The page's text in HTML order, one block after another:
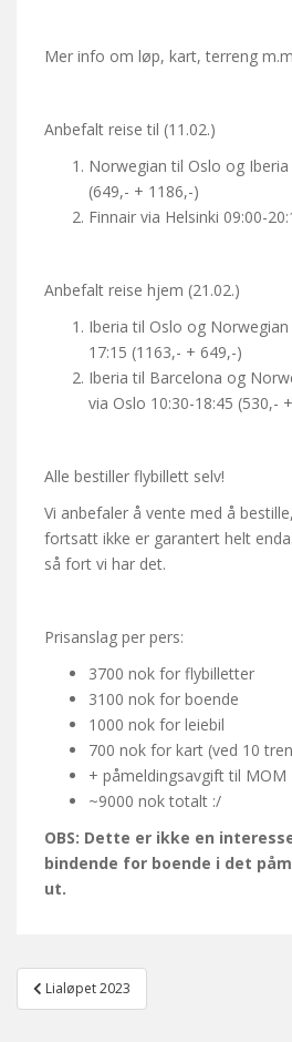
Mer info om løp, kart, terreng
Anbefalt reise til (11.02.)
Norwegian til Oslo og
(649,- + 1186,-)
Finnair via Helsinki 09:00-
Anbefalt reise hjem (21.02.)
Iberia til Oslo og
17:15 (1163,- + 649,-)
Iberia til Barcelona og
via Oslo 10:30-18:45 (530,-
Alle bestiller flybillett selv!
Vi anbefaler å vente med å
fortsatt ikke er garantert helt
så fort vi har det.
Prisanslag per pers:
3700 nok for flybilletter
3100 nok for boende
1000 nok for leiebil
700 nok for kart (ved 10
+ påmeldingsavgift til MOM
~9000 nok totalt :/
OBS: Dette er ikke en
bindende for boende i det
ut.
Post
navigation
Lialøpet 2023